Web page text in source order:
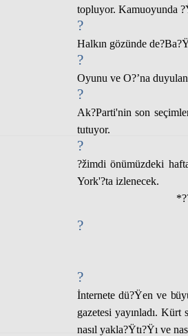
topluyor. Kamuoyunda
?
Halkın gözünde de?
?
Oyunu ve O?’na
?
Ak?Parti'nin son
tutuyor.
?
?žimdi önümüzdeki
York'?ta izlenecek.
?
?
İnternete dü?Ÿen ve
gazetesi yayınladı.
nasıl yakla?Ÿtı?Ÿı ve